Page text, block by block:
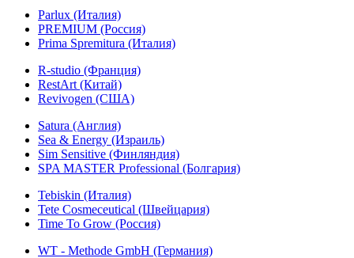
Parlux (Италия)
PREMIUM (Россия)
Prima Spremitura (Италия)
R-studio (Франция)
RestArt (Китай)
Revivogen (США)
Satura (Англия)
Sea & Energy (Израиль)
Sim Sensitive (Финляндия)
SPA MASTER Professional (Болгария)
Tebiskin (Италия)
Tete Cosmeceutical (Швейцария)
Time To Grow (Россия)
WT - Methode GmbH (Германия)